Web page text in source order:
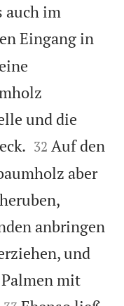
auch im
Eingang in
und die


32 Auf den
aber
anbringen
und
mit